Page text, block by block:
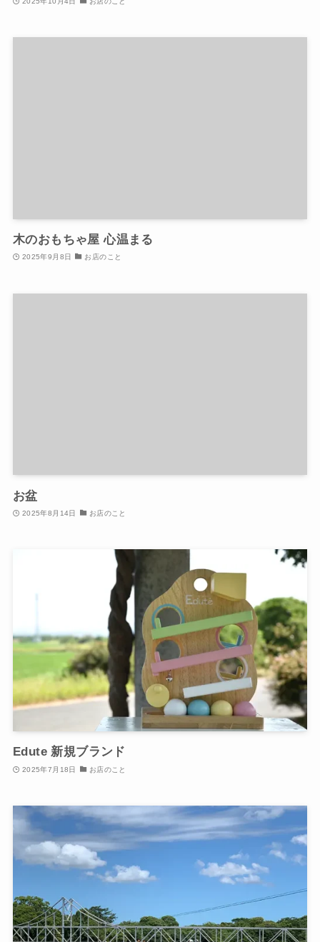
木のおもちゃ屋 心温まる
2025年9月8日 お店のこと
お盆
2025年8月14日 お店のこと
Edute 新規ブランド
2025年7月18日 お店のこと